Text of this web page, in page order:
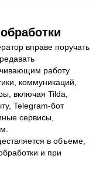
вправе поручать
работу
коммуникаций,
включая Tilda,
Telegram-бот
сервисы,
в объеме,
и при